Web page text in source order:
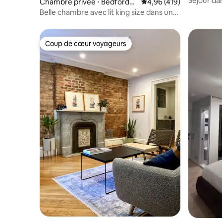
tuyvesant
Belle chambre avec lit king size dans un
Coup de cœur voyageurs
Coup de cœur voyageurs